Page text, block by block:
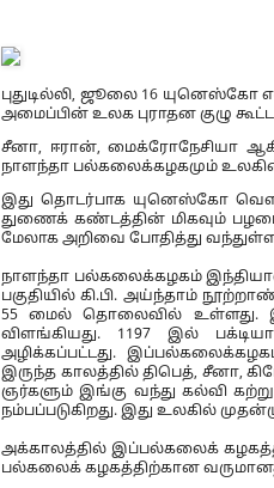
புதுடில்லி, ஜூலை 16 யுனெஸ்கோ
அமைப்பின் உலக புராதன குழு
சீனா, ஈரான், மைக்ரோநேசியா
நாளந்தா பல்கலைக்கழகமும் உலகின்
இது தொடர்பாக யுனெஸ்கோ
துணைக் கண்டத்தின் மிகவும்
மேலாக அறிவை போதித்து
நாளந்தா பல்கலைக்கழகம்
பகுதியில் கி.பி. அய்ந்தாம்
55 மைல் தொலைவில் உள்ளது.
விளங்கியது. 1197 இல்
அழிக்கப்பட்டது.
இருந்த காலத்தில் திபெத், சீனா,
ஞர்களும் இங்கு வந்து கல்வி
நம்பப்படுகிறது. இது உலகில்
அக்காலத்தில் இப்பல்கலைக்
பல்கலைக் கழகத்திற்கான